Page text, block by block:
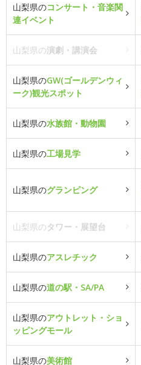
山梨県のコンサート・音楽関
連イベント
山梨県の演劇・講演会
山梨県のGW(ゴールデンウィ
ーク)観光スポット
山梨県の水族館・動物園
山梨県の工場見学
山梨県のグランピング
山梨県のタワー・展望台
山梨県のアスレチック
山梨県の道の駅・SA/PA
山梨県のアウトレット・ショ
ッピングモール
山梨県の美術館